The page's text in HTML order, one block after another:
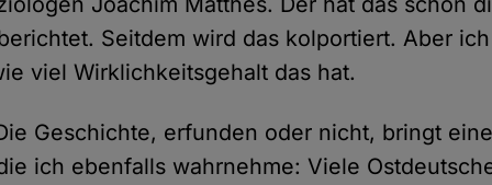
Seitdem wird das kolportiert. Aber
viel Wirklichkeitsgehalt das hat.
Geschichte, erfunden oder nicht, bringt
ich ebenfalls wahrnehme: Viele